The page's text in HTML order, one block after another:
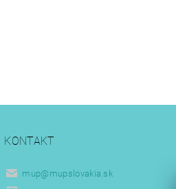
KONTAKT
mup@ mupslovakia.sk